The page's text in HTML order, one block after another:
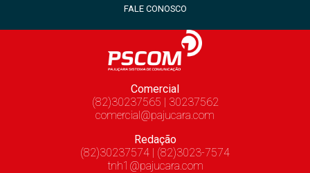
FALE CONOSCO
Comercial
(82)30237565 | 30237562
comercial@pajucara.com
Redação
(82)30237574 | (82)3023-7574
tnh1@pajucara.com